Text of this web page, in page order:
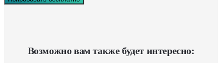
Возможно вам также будет интересно: